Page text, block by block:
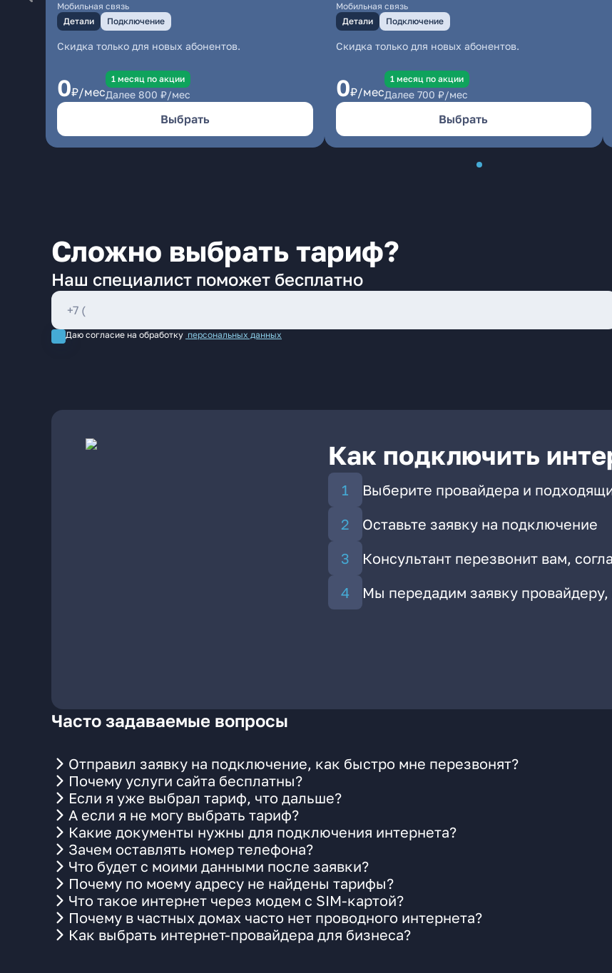
Мобильная связь
Детали
Подключение
Скидка только для новых абонентов.
0₽/мес
1 месяц по акции
Далее 800 ₽/мес
Выбрать
Мобильная связь
Детали
Подключение
Скидка только для новых абонентов.
0₽/мес
1 месяц по акции
Далее 700 ₽/мес
Выбрать
Сложно выбрать тариф?
Наш специалист поможет бесплатно
Даю согласие на обработку персональных данных
Как подключить
Выберите провайдера и
Оставьте заявку на подключение
Консультант перезвонит вам,
Мы передадим заявку
Часто задаваемые вопросы
Отправил заявку на подключение, как быстро мне перезвонят?
Почему услуги сайта бесплатны?
Если я уже выбрал тариф, что дальше?
А если я не могу выбрать тариф?
Какие документы нужны для подключения интернета?
Зачем оставлять номер телефона?
Что будет с моими данными после заявки?
Почему по моему адресу не найдены тарифы?
Что такое интернет через модем с SIM-картой?
Почему в частных домах часто нет проводного интернета?
Как выбрать интернет-провайдера для бизнеса?